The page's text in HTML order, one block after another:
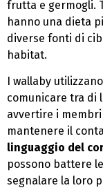
frutta e germogli.
hanno una dieta
diverse fonti di
habitat.
I wallaby
comunicare tra di
avvertire i
mantenere il
linguaggio del
possono battere
segnalare la loro